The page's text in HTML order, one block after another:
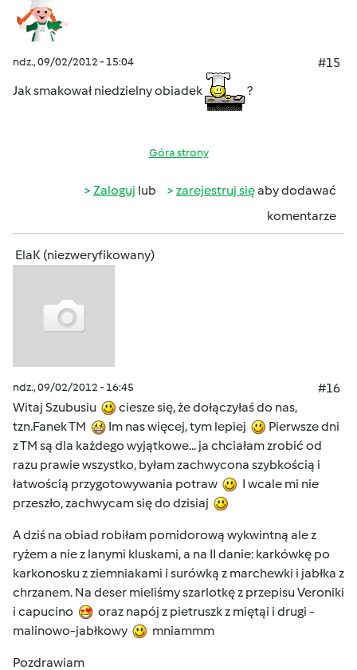
ndz., 09/02/2012 - 15:04
#15
Jak smakował niedzielny obiadek
?
Góra strony
Zaloguj lub zarejestruj sięaby dodawać
komentarze
ElaK (niezweryfikowany)
ndz., 09/02/2012 - 16:45
#16
Witaj Szubusiu
ciesze się, że dołączyłaś do nas,
tzn.Fanek TM
Im nas więcej, tym lepiej
Pierwsze dni
z TM są dla każdego wyjątkowe... ja chciałam zrobić od
razu prawie wszystko, byłam zachwycona szybkością i
łatwością przygotowywania potraw
I wcale mi nie
przeszło, zachwycam się do dzisiaj
A dziś na obiad robiłam pomidorową wykwintną ale z
ryżem a nie z lanymi kluskami, a na II danie: karkówkę po
karkonosku z ziemniakami i surówką z marchewki i jabłka z
chrzanem. Na deser mieliśmy szarlotkę z przepisu Veroniki
i capucino
oraz napój z pietruszk z miętąi i drugi -
malinowo-jabłkowy
mniammm
Pozdrawiam